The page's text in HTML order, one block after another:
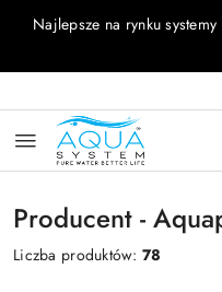
Przejdź do treści
Przejdź do
Przejdź do moje
Przejdź do menu
Przejdź do stopki
Najlepsze na rynku
Producent -
Liczba produktów:78